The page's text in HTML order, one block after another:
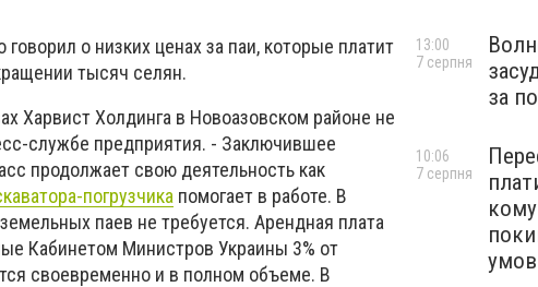
о низких ценах за паи, которые платит
тысяч селян.
Харвист Холдинга в Новоазовском районе не
службе предприятия. - Заключившее
продолжает свою деятельность как
погрузчика помогает в работе. В
паев не требуется. Арендная плата
Кабинетом Министров Украины 3% от
своевременно и в полном объеме. В
за
13:00
7 серпня
10:06
7 серпня